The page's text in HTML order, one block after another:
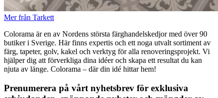
Mer från Tarkett
Colorama är en av Nordens största färghandelskedjor med över 90
butiker i Sverige. Här finns expertis och ett noga utvalt sortiment av
färg, tapeter, golv, kakel och verktyg för alla renoveringsprojekt. Vi
hjälper dig att förverkliga dina idéer och skapa ett resultat du kan
njuta av länge. Colorama – där din idé hittar hem!
Prenumerera på vårt nyhetsbrev för exklusiva